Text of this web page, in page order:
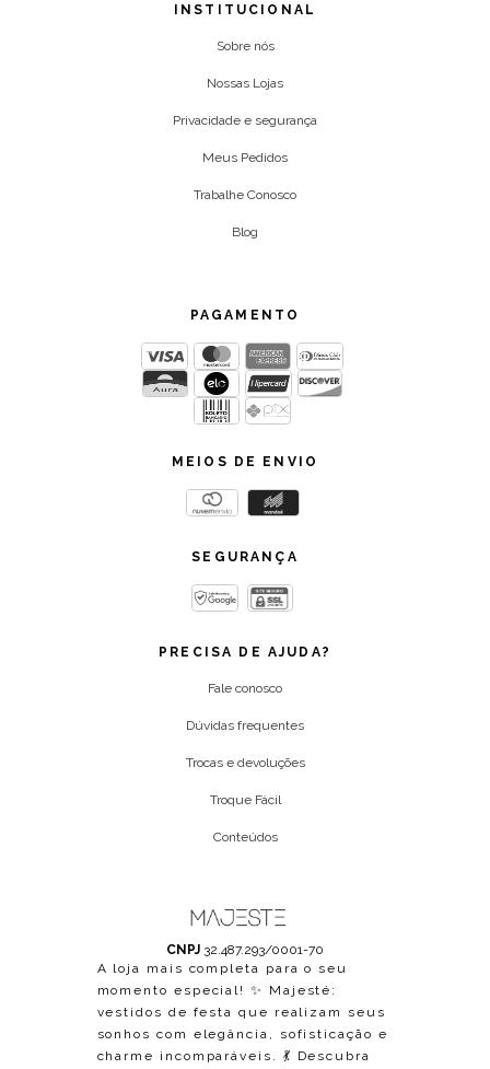
INSTITUCIONAL
Sobre nós
Nossas Lojas
Privacidade e segurança
Meus Pedidos
Trabalhe Conosco
Blog
PAGAMENTO
MEIOS DE ENVIO
SEGURANÇA
PRECISA DE AJUDA?
Fale conosco
Dúvidas frequentes
Trocas e devoluções
Troque Fácil
Conteúdos
CNPJ 32.487.293/0001-70
A loja mais completa para o seu
momento especial! ✨ Majesté:
vestidos de festa que realizam seus
sonhos com elegância, sofisticação e
charme incomparáveis. 💃 Descubra